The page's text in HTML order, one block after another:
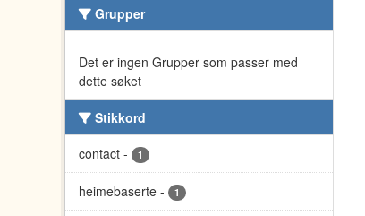
Grupper
Det er ingen Grupper som passer med
dette søket
Stikkord
contact - 1
heimebaserte - 1